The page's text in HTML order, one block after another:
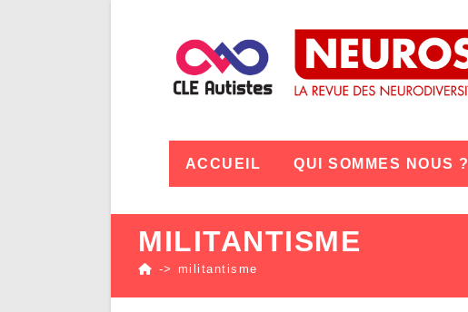
ACCUEIL QUI SOMMES NOUS ?
MILITANTISME
-> militantisme